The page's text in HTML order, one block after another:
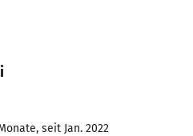
seit Jan. 2022